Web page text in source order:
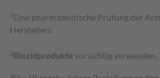
1 Eine pharmazeutische Prüfung der
Herstellers.
2Biozidproduktevorsichtig
3